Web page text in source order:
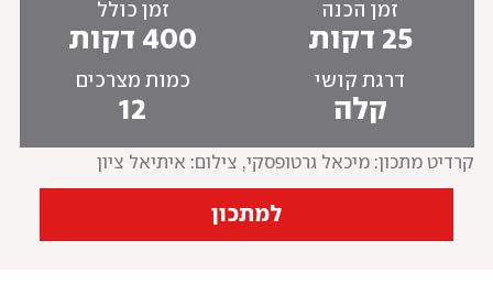
זמן הכנה
25 דקות
זמן כולל
400 דקות
דרגת קושי
קלה
כמות מצרכים
12
קרדיט מתכון: מיכאל גרטופסקי, צילום: איתיאל ציון
למתכון